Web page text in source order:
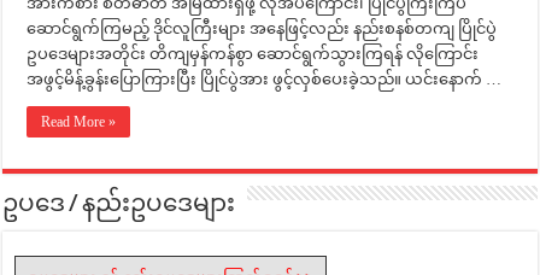
ဆောင်ရွက်ကြမည့် ဒိုင်လူကြီးများ အနေဖြင့်လည်း နည်းစနစ်တကျ ပြိုင်ပွဲ
ဥပဒေများအတိုင်း တိကျမှန်ကန်စွာ ဆောင်ရွက်သွားကြရန် လိုကြောင်း
အဖွင့်မိန့်ခွန်းပြောကြားပြီး ပြိုင်ပွဲအား ဖွင့်လှစ်ပေးခဲ့သည်။ ယင်းနောက် …
Read More »
ဥပဒေ / နည်းဥပဒေများ